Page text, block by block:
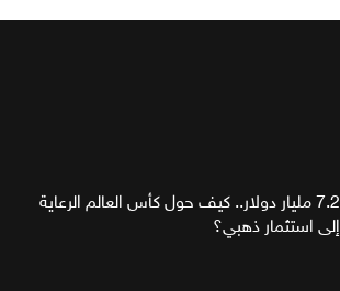
7.2 مليار دولار.. كيف حول كأس العالم الرعاية
إلى استثمار ذهبي؟